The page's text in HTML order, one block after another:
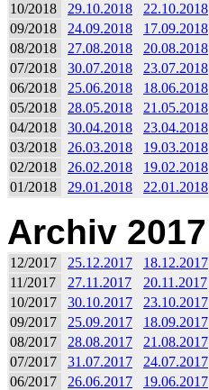
10/2018
29.10.2018 22.10.2018
09/2018
24.09.2018 17.09.2018
08/2018
27.08.2018 20.08.2018
07/2018
30.07.2018 23.07.2018
06/2018
25.06.2018 18.06.2018
05/2018
28.05.2018 21.05.2018
04/2018
30.04.2018 23.04.2018
03/2018
26.03.2018 19.03.2018
02/2018
26.02.2018 19.02.2018
01/2018
29.01.2018 22.01.2018
Archiv 2017
12/2017 25.12.2017 18.12.2017
11/2017
27.11.2017 20.11.2017
10/2017
30.10.2017 23.10.2017
09/2017
25.09.2017 18.09.2017
08/2017
28.08.2017 21.08.2017
07/2017
31.07.2017 24.07.2017
06/2017
26.06.2017 19.06.2017